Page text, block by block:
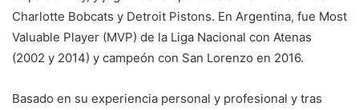
Charlotte Bobcats y Detroit Pistons. En Argentina, fue Most
Valuable Player (MVP) de la Liga Nacional con Atenas
(2002 y 2014) y campeón con San Lorenzo en 2016.
Basado en su experiencia personal y profesional y tras